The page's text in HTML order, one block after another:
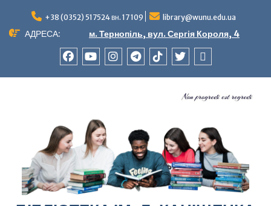
вмісту
+38 (0352) 517524 вн. 17 109 library@wunu.edu.ua
АДРЕСА: м. Тернопіль, вул. Сергія Короля, 4